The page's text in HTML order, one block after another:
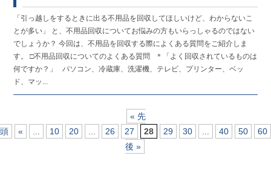
「引っ越しをするときに出る不用品を回収してほしいけど、わからないこ
とが多い」 と、不用品回収についてお悩みの方もいらっしゃるのではない
でしょうか？ 今回は、不用品を回収する際によくある質問をご紹介しま
す。 □不用品回収についてのよくある質問 ＊「よく回収されているものは
何ですか？」 パソコン、冷蔵庫、洗濯機、テレビ、プリンター、ベッ
ド、マッ...
« 先
頭
« 10 20 26 27 28 29 30 40 50
60
後 »